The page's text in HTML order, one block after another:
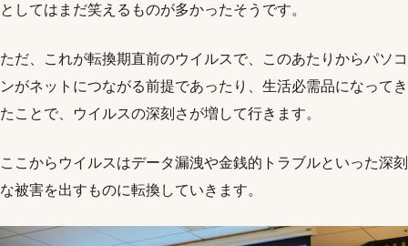
としてはまだ笑えるものが多かったそうです。
ただ、これが転換期直前のウイルスで、このあたりからパソコ
ンがネットにつながる前提であったり、生活必需品になってき
たことで、ウイルスの深刻さが増して行きます。
ここからウイルスはデータ漏洩や金銭的トラブルといった深刻
な被害を出すものに転換していきます。